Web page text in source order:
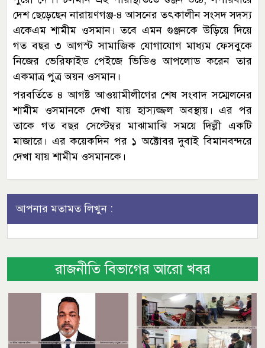
দেশ ছেড়েছেন নারায়ণগঞ্জ-৪ আসনের তৎকালীন সংসদ সদস্য
একেএম শামীম ওসমান। তবে এমন গুঞ্জনকে উড়িয়ে দিয়ে
গত বছর ৩ আগস্ট সামাজিক যোগাযোগ মাধ্যম ফেসবুকে
নিজের ভেরিফাইড পেইজে ভিডিও আপলোড করেন তার
একমাত্র পুত্র অয়ন ওসমান।
পরবর্তিতে ৪ আগষ্ট আওয়ামীলীগের শেষ সংবাদ সম্মেলনের
শামীম ওসমানকে দেখা যায় হাস্যজ্জল অবস্থায়। এর পর
তাকে গত বছর সেপ্টেম্বর মাঝামাঝি সময়ে দিল্লী একটি
মাজারে। এর কয়েকদিন পর ১ অক্টোবর দুবাই বিমানবন্দরে
দেখা যায় শামীম ওসমানকে।
আপনার মতামত লিখুন :
রাজনীতি বিভাগের আরো খবর